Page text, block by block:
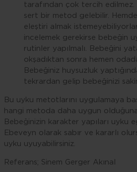
tarafından çok tercih
sert bir metod gelebilir.
eleştiri almak
incelemek gerekirse bebeğin
rutinler yapılmalı. Bebeğini
okşadıktan sonra hemen
Bebeğiniz huysuzluk
tekrardan gelip bebeğinizi
Bu uyku metotlarını uygulamaya
hangi metoda daha uygun
Bebeğinizin karakter yapıları uyku
Ebeveyn olarak sabır ve kararlı
uyku uyuyabilirsiniz.
Referans; Sinem Gerger Akınal